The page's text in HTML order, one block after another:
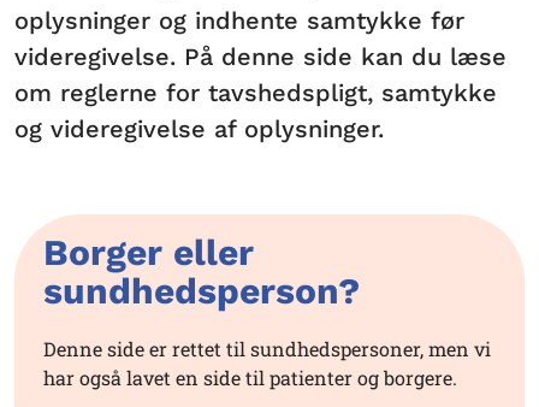
oplysninger og indhente samtykke før
videregivelse. På denne side kan du læse
om reglerne for tavshedspligt, samtykke
og videregivelse af oplysninger.
Borger eller
sundhedsperson?
Denne side er rettet til sundhedspersoner, men vi
har også lavet en side til patienter og borgere.